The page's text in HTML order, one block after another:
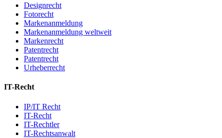
Designrecht
Fotorecht
Markenanmeldung
Markenanmeldung weltweit
Markenrecht
Patentrecht
Patentrecht
Urheberrecht
IT-Recht
IP/IT Recht
IT-Recht
IT-Rechtler
IT-Rechtsanwalt